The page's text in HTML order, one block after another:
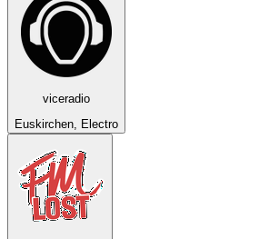
viceradio
Euskirchen, Electro